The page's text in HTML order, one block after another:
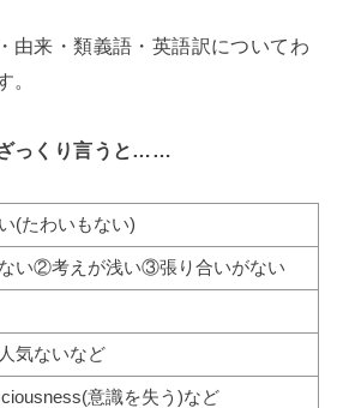
由来・類義語・英語訳についてわ
。
っくり言うと……
(たわいもない)
い②考えが浅い③張り合いがない
気ないなど
意識を失う)など